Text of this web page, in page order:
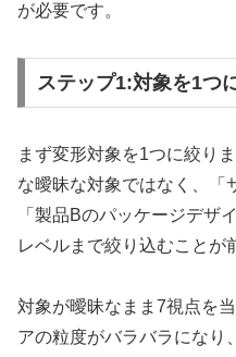
が必要です。
ステップ1:対象を1つ
まず変形対象を1つに絞り
な曖昧な対象ではなく、「
「製品Bのパッケージデザ
レベルまで絞り込むことが
対象が曖昧なまま7視点を
アの粒度がバラバラになり